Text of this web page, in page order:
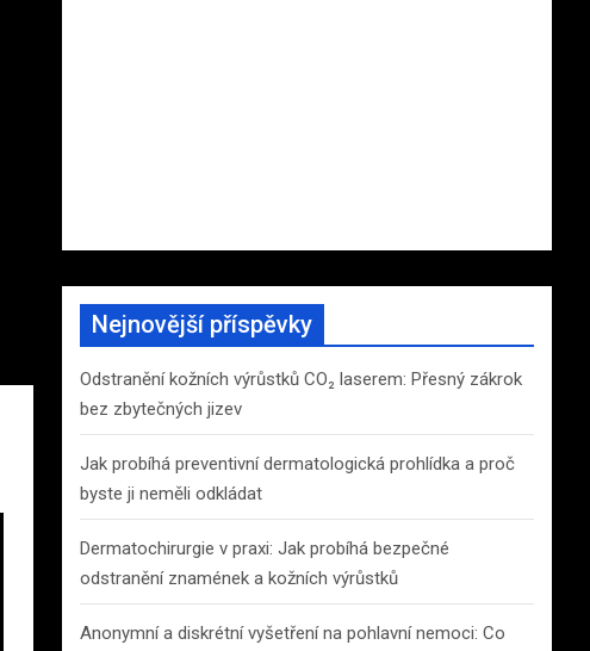
Nejnovější příspěvky
Odstranění kožních výrůstků CO₂ laserem: Přesný zákrok
bez zbytečných jizev
Jak probíhá preventivní dermatologická prohlídka a proč
byste ji neměli odkládat
Dermatochirurgie v praxi: Jak probíhá bezpečné
odstranění znamének a kožních výrůstků
Anonymní a diskrétní vyšetření na pohlavní nemoci: Co